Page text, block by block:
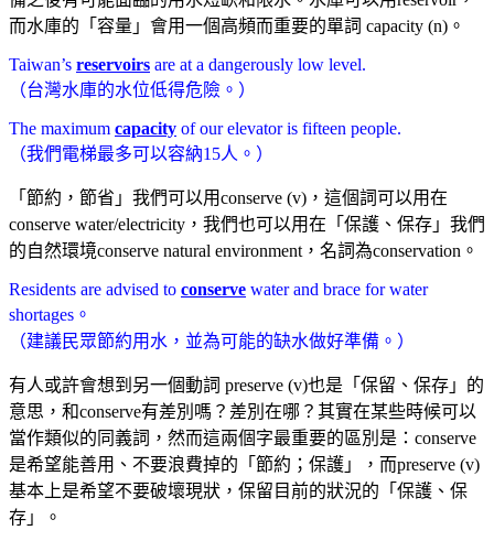
而水庫的「容量」會用一個高頻而重要的單詞 capacity (n)。
Taiwan’s reservoirs are at a dangerously low level.
（台灣水庫的水位低得危險。）
The maximum capacity of our elevator is fifteen people.
（我們電梯最多可以容納15人。）
「節約，節省」我們可以用conserve (v)，這個詞可以用在
conserve water/electricity，我們也可以用在「保護、保存」我們
的自然環境conserve natural environment，名詞為conservation。
Residents are advised to conserve water and brace for water
shortages。
（建議民眾節約用水，並為可能的缺水做好準備。）
有人或許會想到另一個動詞 preserve (v)也是「保留、保存」的
意思，和conserve有差別嗎？差別在哪？其實在某些時候可以
當作類似的同義詞，然而這兩個字最重要的區別是：conserve
是希望能善用、不要浪費掉的「節約；保護」，而preserve (v)
基本上是希望不要破壞現狀，保留目前的狀況的「保護、保
存」。